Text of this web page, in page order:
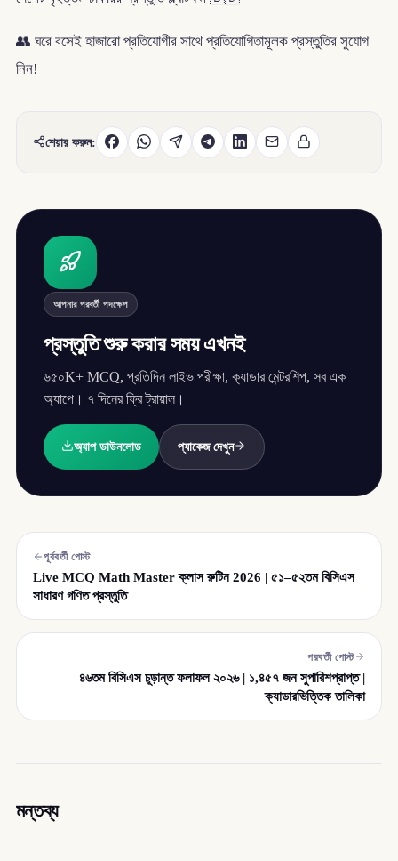
👥 ঘরে বসেই হাজারো প্রতিযোগীর সাথে প্রতিযোগিতামূলক প্রস্তুতির সুযোগ
নিন!
শেয়ার করুন:
আপনার পরবর্তী পদক্ষেপ
প্রস্তুতি শুরু করার সময় এখনই
৬৫০K+ MCQ, প্রতিদিন লাইভ পরীক্ষা, ক্যাডার মেন্টরশিপ, সব এক
অ্যাপে। ৭ দিনের ফ্রি ট্রায়াল।
অ্যাপ ডাউনলোড প্যাকেজ দেখুন
পূর্ববর্তী পোস্ট
Live MCQ Math Master ক্লাস রুটিন 2026 | ৫১–৫২তম বিসিএস
সাধারণ গণিত প্রস্তুতি
পরবর্তী পোস্ট
৪৬তম বিসিএস চূড়ান্ত ফলাফল ২০২৬ | ১,৪৫৭ জন সুপারিশপ্রাপ্ত |
ক্যাডারভিত্তিক তালিকা
মন্তব্য